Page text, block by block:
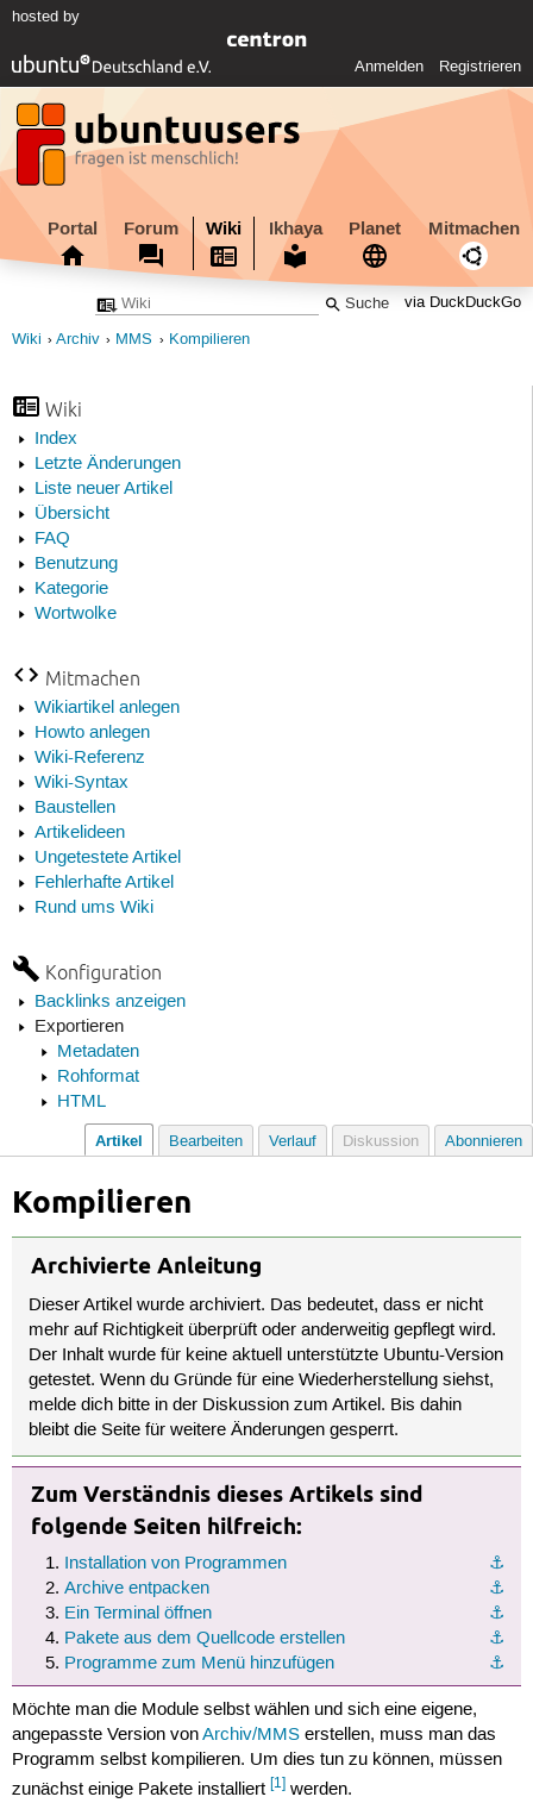
hosted by
Anmelden Registrieren
Portal Forum Wiki Ikhaya Planet Mitmachen
via DuckDuckGo
Wiki Archiv MMS Kompilieren
Wiki
Index
Letzte Änderungen
Liste neuer Artikel
Übersicht
FAQ
Benutzung
Kategorie
Wortwolke
Mitmachen
Wikiartikel anlegen
Howto anlegen
Wiki-Referenz
Wiki-Syntax
Baustellen
Artikelideen
Ungetestete Artikel
Fehlerhafte Artikel
Rund ums Wiki
Konfiguration
Backlinks anzeigen
Exportieren
Metadaten
Rohformat
HTML
Artikel Bearbeiten Verlauf Diskussion Abonnieren
Kompilieren
Archivierte Anleitung
Dieser Artikel wurde archiviert. Das bedeutet, dass er nicht
mehr auf Richtigkeit überprüft oder anderweitig gepflegt wird.
Der Inhalt wurde für keine aktuell unterstützte Ubuntu-Version
getestet. Wenn du Gründe für eine Wiederherstellung siehst,
melde dich bitte in der Diskussion zum Artikel. Bis dahin
bleibt die Seite für weitere Änderungen gesperrt.
Zum Verständnis dieses Artikels sind
folgende Seiten hilfreich:
⚓︎
Installation von Programmen
⚓︎
Archive entpacken
⚓︎
Ein Terminal öffnen
⚓︎
Pakete aus dem Quellcode erstellen
⚓︎
Programme zum Menü hinzufügen
Möchte man die Module selbst wählen und sich eine eigene,
angepasste Version vonArchiv/MMSerstellen, muss man das
Programm selbst kompilieren. Um dies tun zu können, müssen
zunächst einige Pakete installiert [1]werden.